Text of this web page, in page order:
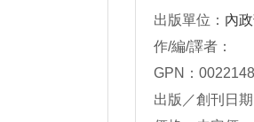
出版單位： 內
作/編/譯者：
GPN：
出版／創刊日